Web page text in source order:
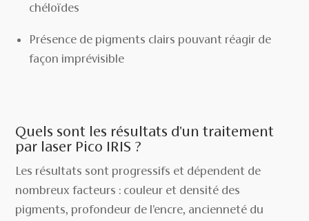
chéloïdes
Présence de pigments clairs pouvant réagir de
façon imprévisible
Quels sont les résultats d'un traitement
par laser Pico IRIS ?
Les résultats sont progressifs et dépendent de
nombreux facteurs : couleur et densité des
pigments, profondeur de l’encre, ancienneté du